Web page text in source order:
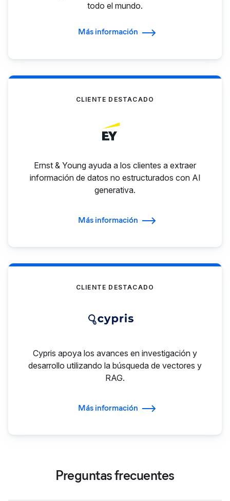
todo el mundo.
Más información
CLIENTE DESTACADO
Ernst & Young ayuda a los clientes a extraer
información de datos no estructurados con AI
generativa.
Más información
CLIENTE DESTACADO
Cypris apoya los avances en investigación y
desarrollo utilizando la búsqueda de vectores y
RAG.
Más información
Preguntas frecuentes